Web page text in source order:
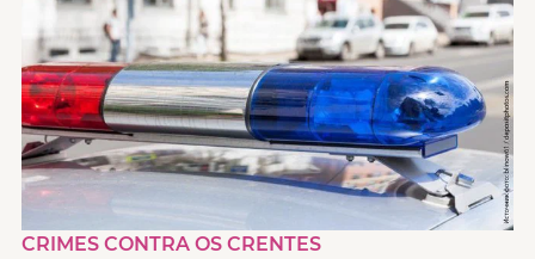
CRIMES CONTRA OS CRENTES